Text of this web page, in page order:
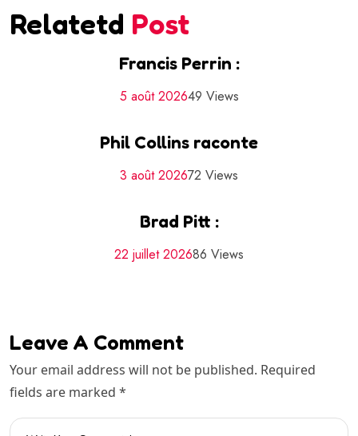
Relatetd Post
Francis Perrin :
5 août 202649 Views
Phil Collins raconte
3 août 202672 Views
Brad Pitt :
22 juillet 202686 Views
Leave A Comment
Your email address will not be published. Required
fields are marked *